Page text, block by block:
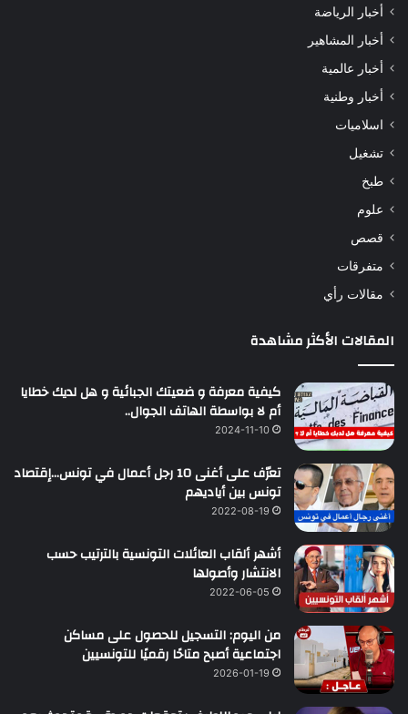
أخبار الرياضة
أخبار المشاهير
أخبار عالمية
أخبار وطنية
اسلاميات
تشغيل
طبخ
علوم
قصص
متفرقات
مقالات رأي
المقالات الأكثر مشاهدة
كيفية معرفة و ضعيتك الجبائية و هل لديك خطايا
أم لا بواسطة الهاتف الجوال..
2024-11-10
تعرّف على أغنى 10 رجل أعمال في تونس…إقتصاد
تونس بين أياديهم
2022-08-19
أشهر ألقاب العائلات التونسية بالترتيب حسب
الانتشار وأصولها
2022-06-05
من اليوم: التسجيل للحصول على مساكن
اجتماعية أصبح متاحًا رقميًا للتونسيين
2026-01-19